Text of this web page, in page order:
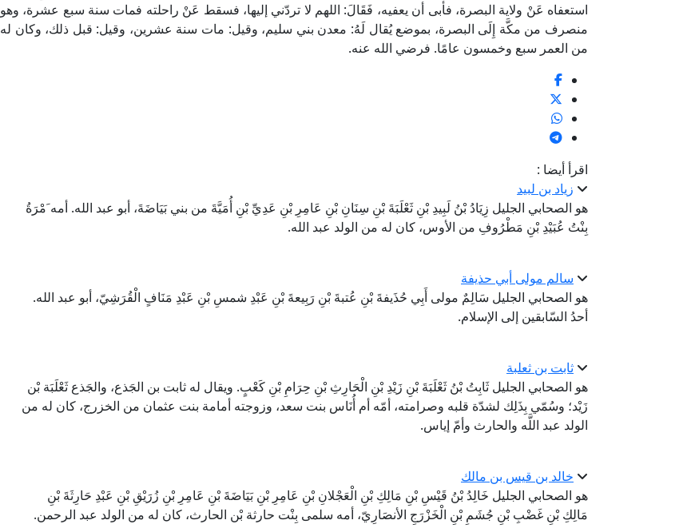
استعفاه عَنْ ولاية البصرة، فأبى أن يعفيه، فَقَالَ: اللهم لا تردّني إليها، فسقط عَنْ راحلته فمات سنة سبع عشرة، وهو
منصرف من مكَّة إِلَى البصرة، بموضع يُقال لَهُ: معدن بني سليم، وقيل: مات سنة عشرين، وقيل: قبل ذلك، وكان له
من العمر سبع وخمسون عامًا. فرضي الله عنه.
اقرأ أيضا :
زياد بن لبيد
هو الصحابي الجليل زِيَادُ بْنُ لَبِيدِ بْنِ ثَعْلَبَةَ بْنِ سِنَانِ بْنِ عَامِرِ بْنِ عَدِيِّ بْنِ أُمَيَّةَ من بني بَيَاضَةَ، أبو عبد الله. أمه َمْرَةُ
بِنْتُ عُبَيْدِ بْنِ مَطْرُوفِ من الأوس، كان له من الولد عبد الله.
سالم مولى أبي حذيفة
هو الصحابي الجليل سَالِمٌ مولى أَبِي حُذَيفةَ بْنِ عُتبةَ بْنِ رَبِيعةَ بْنِ عَبْدِ شمسِ بْنِ عَبْدِ مَنَافٍ الْقُرَشِيّ، أبو عبد الله.
أحدُ السّابقين إلى الإسلام.
ثابت بن ثعلبة
هو الصحابي الجليل ثَابِتُ بْنُ ثَعْلَبَةَ بْنِ زَيْدِ بْنِ الْحَارِثِ بْنِ حِرَامِ بْنِ كَعْبٍ. ويقال له ثابت بن الجَذع، والجَذع ثَعْلَبَة بْن
زَيْد؛ وسُمّي بِذَلِك لشدّة قلبه وصرامته، أمّه أم أُنَاس بنت سعد، وزوجته أمامة بنت عثمان من الخزرج، كان له من
الولد عبد اللَّه والحارث وأمّ إياس.
خالد بن قيس بن مالك
هو الصحابي الجليل خَالِدُ بْنُ قَيْسِ بْنِ مَالِكِ بْنِ الْعَجْلانِ بْنِ عَامِرِ بْنِ بَيَاضَةَ بْنِ عَامِرِ بْنِ زُرَيْقِ بْنِ عَبْدِ حَارِثَةَ بْنِ
مَالِكِ بْنِ غَضْبِ بْنِ جُشَمِ بْنِ الْخَزْرَجِ الأنصَارِيّ، أمه سلمى بِنْت حارثة بْن الحارث، كان له من الولد عبد الرحمن.